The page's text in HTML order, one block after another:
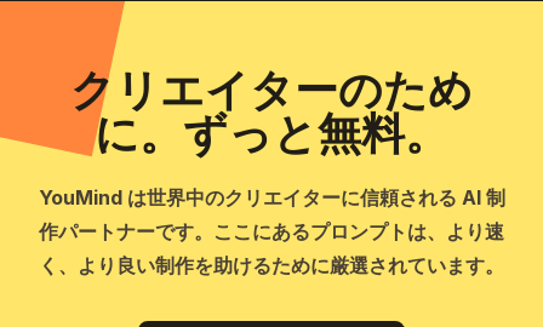
クリエイターのため
に。ずっと無料。
YouMind は世界中のクリエイターに信頼される AI 制
作パートナーです。ここにあるプロンプトは、より速
く、より良い制作を助けるために厳選されています。